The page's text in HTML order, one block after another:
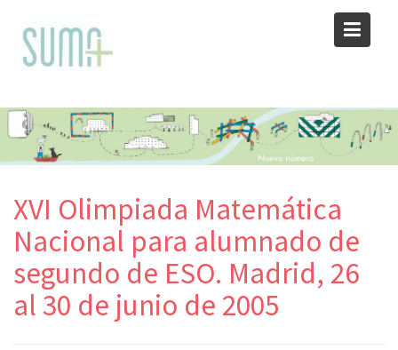
content
XVI Olimpiada Matemática
Nacional para alumnado de
segundo de ESO. Madrid, 26
al 30 de junio de 2005